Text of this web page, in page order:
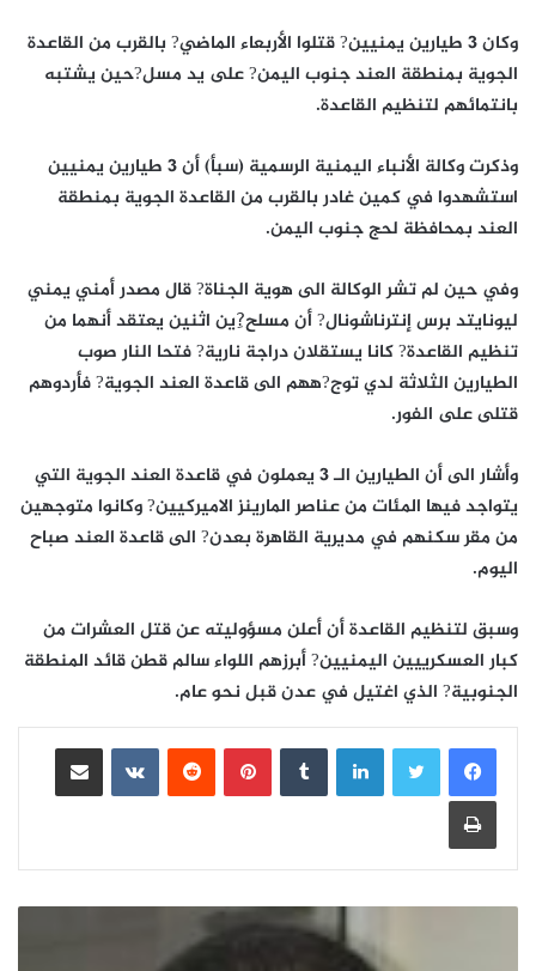
وكان 3 طيارين يمنيين? قتلوا الأربعاء الماضي? بالقرب من القاعدة
الجوية بمنطقة العند جنوب اليمن? على يد مسل?حين يشتبه
بانتمائهم لتنظيم القاعدة.
وذكرت وكالة الأنباء اليمنية الرسمية (سبأ) أن 3 طيارين يمنيين
استشهدوا في كمين غادر بالقرب من القاعدة الجوية بمنطقة
العند بمحافظة لحج جنوب اليمن.
وفي حين لم تشر الوكالة الى هوية الجناة? قال مصدر أمني يمني
ليونايتد برس إنترناشونال? أن مسلح?ِين اثنين يعتقد أنهما من
تنظيم القاعدة? كانا يستقلان دراجة نارية? فتحا النار صوب
الطيارين الثلاثة لدي توج?ههم الى قاعدة العند الجوية? فأردوهم
قتلى على الفور.
وأشار الى أن الطيارين الـ 3 يعملون في قاعدة العند الجوية التي
يتواجد فيها المئات من عناصر المارينز الاميركيين? وكانوا متوجهين
من مقر سكنهم في مديرية القاهرة بعدن? الى قاعدة العند صباح
اليوم.
وسبق لتنظيم القاعدة أن أعلن مسؤوليته عن قتل العشرات من
كبار العسكرييين اليمنيين? أبرزهم اللواء سالم قطن قائد المنطقة
الجنوبية? الذي اغتيل في عدن قبل نحو عام.
لينكدإن بينتيريست
مشاركة عبر البريد
طباعة